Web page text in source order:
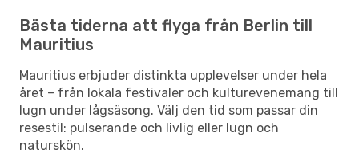
Bästa tiderna att flyga från Berlin till
Mauritius
Mauritius erbjuder distinkta upplevelser under hela
året – från lokala festivaler och kulturevenemang till
lugn under lågsäsong. Välj den tid som passar din
resestil: pulserande och livlig eller lugn och
naturskön.